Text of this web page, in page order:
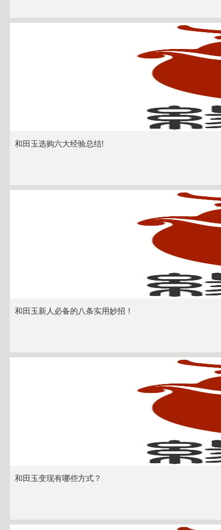
和田玉选购六大经验总结!
和田玉新人必备的八条‬实用妙招！
和田玉变现有哪些方式？